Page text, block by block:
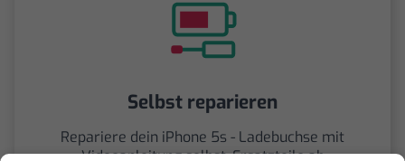
Selbst reparieren
Repariere dein iPhone 5s - Ladebuchse mit
Videoanleitung selbst. Ersatzteile ab